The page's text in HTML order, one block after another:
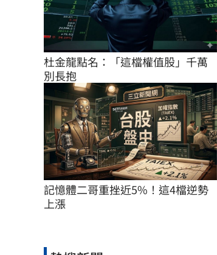
杜金龍點名：「這檔權值股」千萬
別長抱
記憶體二哥重挫近5%！這4檔逆勢
上漲